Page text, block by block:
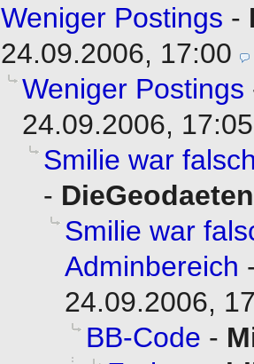
Weniger Postings -
24.09.2006, 17:00
Weniger Postings
24.09.2006, 17:05
Smilie war
- DieGeodaeten
Smilie war
Adminbereich
24.09.2006,
BB-Code -